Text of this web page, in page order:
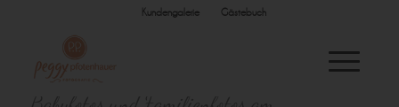
Kundengalerie Gästebuch